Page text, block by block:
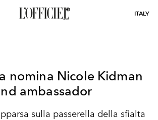
ITALY
nomina Nicole Kidman
ambassador
sulla passerella della sfialta